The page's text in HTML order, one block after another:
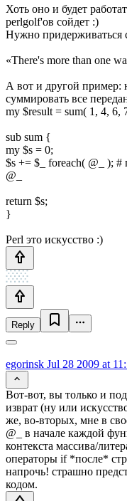
Хоть оно и будет
perlgolf'ов сойдет :)
Нужно придерживаться
«There's more than one
А вот и другой пример:
суммировать все
my $result = sum( 1, 4, 6,
sub sum {
my $s = 0;
$s += $_ foreach( @_ );
@_
return $s;
}
Perl это искусство :)
Reply
egorinsk Jul 28 2009 at
Вот-вот, вы только и
изврат (ну или
же, во-вторых, мне в
@_ в начале каждой
контекста массива/
операторы if *после*
напрочь! страшно
кодом.